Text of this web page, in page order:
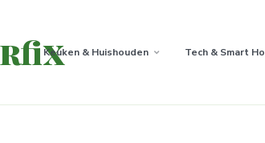
Keuken & Huishouden Tech & Smart